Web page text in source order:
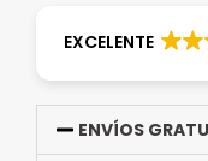
EXCELENTE
ENVÍOS